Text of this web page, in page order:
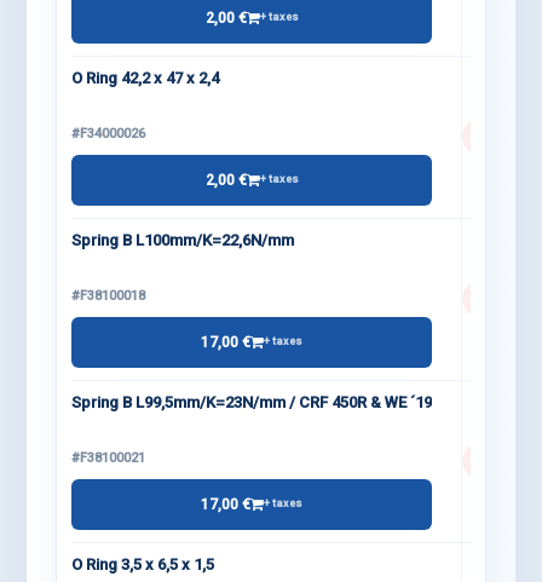
2,00 € + taxes
O Ring 42,2 x 47 x 2,4
#F34000026
2,00 € + taxes
Spring B L100mm/K=22,6N/mm
#F38100018
17,00 € + taxes
Spring B L99,5mm/K=23N/mm / CRF 450R & WE ´19
#F38100021
17,00 € + taxes
O Ring 3,5 x 6,5 x 1,5